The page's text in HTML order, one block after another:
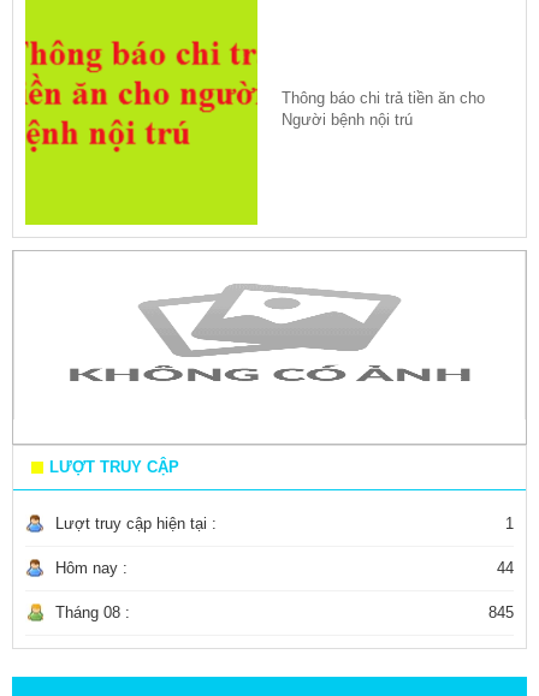
Thông báo chi trả tiền ăn cho
Người bệnh nội trú
LƯỢT TRUY CẬP
Lượt truy cập hiện tại : 1
Hôm nay : 44
Tháng 08 : 845